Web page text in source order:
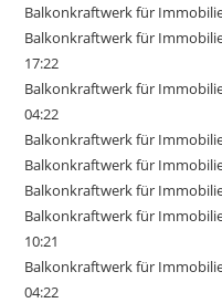
Balkonkraftwerk für
Balkonkraftwerk für
17:22
Balkonkraftwerk für
04:22
Balkonkraftwerk für
Balkonkraftwerk für
Balkonkraftwerk für
Balkonkraftwerk für
10:21
Balkonkraftwerk für
04:22